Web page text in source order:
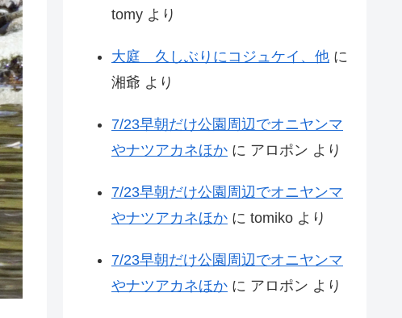
tomy より
大庭 久しぶりにコジュケイ、他 に
湘爺 より
7/23早朝だけ公園周辺でオニヤンマ
やナツアカネほか に アロポン より
7/23早朝だけ公園周辺でオニヤンマ
やナツアカネほか に tomiko より
7/23早朝だけ公園周辺でオニヤンマ
やナツアカネほか に アロポン より